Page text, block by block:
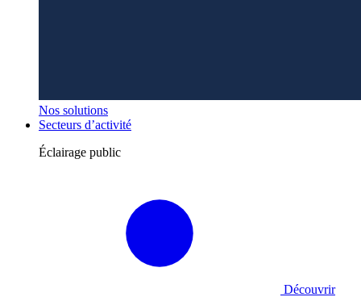
Nos solutions
Secteurs d’activité
Éclairage public
Découvrir